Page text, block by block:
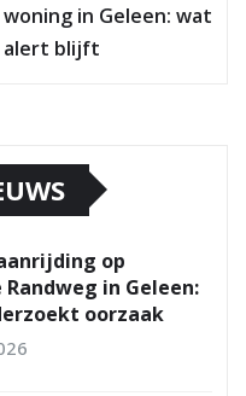
in Geleen: wat
alert blijft
op
in Geleen:
oorzaak